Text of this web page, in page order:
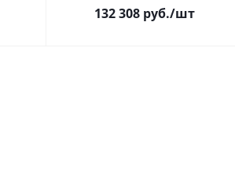
132 308руб./шт